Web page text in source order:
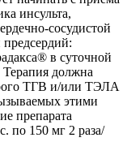
инсульта,
сосудистой
в суточной
Терапия должна
ТГВ и/или ТЭЛА
этими
препарата
по 150 мг 2 раза/